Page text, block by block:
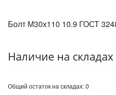
Болт М30х110 10.9 ГОСТ
Наличие на складах
Общий остаток на складах:0